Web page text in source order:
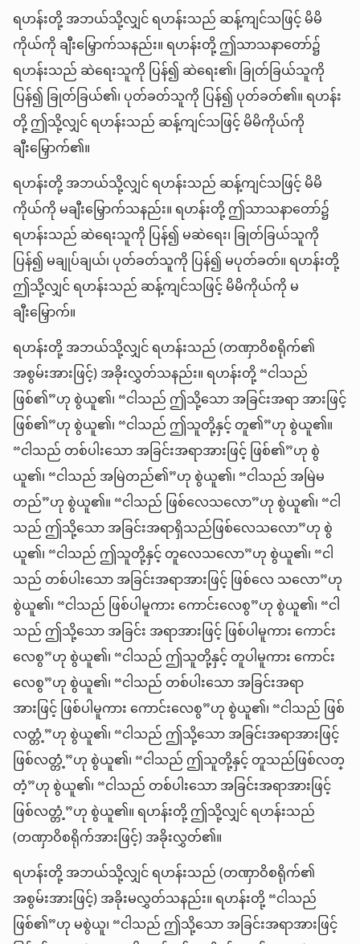
ရဟန်းတို့ အဘယ်သို့လျှင် ရဟန်းသည် ဆန့်ကျင်သဖြင့် မိမိ
ကိုယ်ကို ချီးမြှောက်သနည်း။ ရဟန်းတို့ ဤသာသနာတော်၌
ရဟန်းသည် ဆဲရေးသူကို ပြန်၍ ဆဲရေး၏၊ ခြုတ်ခြယ်သူကို
ပြန်၍ ခြုတ်ခြယ်၏၊ ပုတ်ခတ်သူကို ပြန်၍ ပုတ်ခတ်၏။ ရဟန်း
တို့ ဤသို့လျှင် ရဟန်းသည် ဆန့်ကျင်သဖြင့် မိမိကိုယ်ကို
ချီးမြှောက်၏။
ရဟန်းတို့ အဘယ်သို့လျှင် ရဟန်းသည် ဆန့်ကျင်သဖြင့် မိမိ
ကိုယ်ကို မချီးမြှောက်သနည်း။ ရဟန်းတို့ ဤသာသနာတော်၌
ရဟန်းသည် ဆဲရေးသူကို ပြန်၍ မဆဲရေး၊ ခြုတ်ခြယ်သူကို
ပြန်၍ မချုပ်ချယ်၊ ပုတ်ခတ်သူကို ပြန်၍ မပုတ်ခတ်။ ရဟန်းတို့
ဤသို့လျှင် ရဟန်းသည် ဆန့်ကျင်သဖြင့် မိမိကိုယ်ကို မ
ချီးမြှောက်။
ရဟန်းတို့ အဘယ်သို့လျှင် ရဟန်းသည် (တဏှာဝိစရိုက်၏
အစွမ်းအားဖြင့်) အခိုးလွှတ်သနည်း။ ရဟန်းတို့ “ငါသည်
ဖြစ်၏”ဟု စွဲယူ၏၊ “ငါသည် ဤသို့သော အခြင်းအရာ အားဖြင့်
ဖြစ်၏”ဟု စွဲယူ၏၊ “ငါသည် ဤသူတို့နှင့် တူ၏”ဟု စွဲယူ၏။
“ငါသည် တစ်ပါးသော အခြင်းအရာအားဖြင့် ဖြစ်၏”ဟု စွဲ
ယူ၏၊ “ငါသည် အမြဲတည်၏”ဟု စွဲယူ၏၊ “ငါသည် အမြဲမ
တည်”ဟု စွဲယူ၏။ “ငါသည် ဖြစ်လေသလော”ဟု စွဲယူ၏၊ “ငါ
သည် ဤသို့သော အခြင်းအရာရှိသည်ဖြစ်လေသလော”ဟု စွဲ
ယူ၏၊ “ငါသည် ဤသူတို့နှင့် တူလေသလော”ဟု စွဲယူ၏၊ “ငါ
သည် တစ်ပါးသော အခြင်းအရာအားဖြင့် ဖြစ်လေ သလော”ဟု
စွဲယူ၏၊ “ငါသည် ဖြစ်ပါမူကား ကောင်းလေစွ”ဟု စွဲယူ၏၊ “ငါ
သည် ဤသို့သော အခြင်း အရာအားဖြင့် ဖြစ်ပါမူကား ကောင်း
လေစွ”ဟု စွဲယူ၏၊ “ငါသည် ဤသူတို့နှင့် တူပါမူကား ကောင်း
လေစွ”ဟု စွဲယူ၏၊ “ငါသည် တစ်ပါးသော အခြင်းအရာ
အားဖြင့် ဖြစ်ပါမူကား ကောင်းလေစွ”ဟု စွဲယူ၏၊ “ငါသည် ဖြစ်
လတ္တံ့”ဟု စွဲယူ၏၊ “ငါသည် ဤသို့သော အခြင်းအရာအားဖြင့်
ဖြစ်လတ္တံ့”ဟု စွဲယူ၏၊ “ငါသည် ဤသူတို့နှင့် တူသည်ဖြစ်လတ္
တံ့”ဟု စွဲယူ၏၊ “ငါသည် တစ်ပါးသော အခြင်းအရာအားဖြင့်
ဖြစ်လတ္တံ့”ဟု စွဲယူ၏။ ရဟန်းတို့ ဤသို့လျှင် ရဟန်းသည်
(တဏှာဝိစရိုက်အားဖြင့်) အခိုးလွှတ်၏။
ရဟန်းတို့ အဘယ်သို့လျှင် ရဟန်းသည် (တဏှာဝိစရိုက်၏
အစွမ်းအားဖြင့်) အခိုးမလွှတ်သနည်း။ ရဟန်းတို့ “ငါသည်
ဖြစ်၏”ဟု မစွဲယူ၊ “ငါသည် ဤသို့သော အခြင်းအရာအားဖြင့်